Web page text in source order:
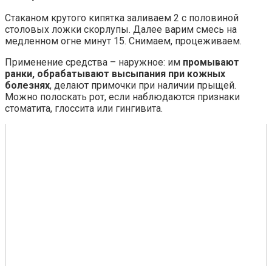
Стаканом крутого кипятка заливаем 2 с половиной
столовых ложки скорлупы. Далее варим смесь на
медленном огне минут 15. Снимаем, процеживаем.
Применение средства – наружное: им промывают
ранки, обрабатывают высыпания при кожных
болезнях, делают примочки при наличии прыщей.
Можно полоскать рот, если наблюдаются признаки
стоматита, глоссита или гингивита.